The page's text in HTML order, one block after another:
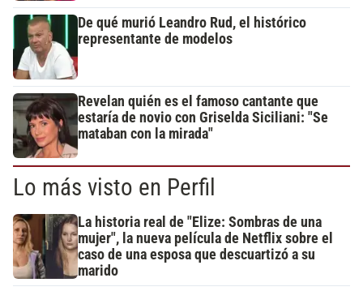
De qué murió Leandro Rud, el histórico
representante de modelos
Revelan quién es el famoso cantante que
estaría de novio con Griselda Siciliani: "Se
mataban con la mirada"
Lo más visto en Perfil
La historia real de "Elize: Sombras de una
mujer", la nueva película de Netflix sobre el
caso de una esposa que descuartizó a su
marido